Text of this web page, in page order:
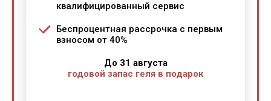
квалифицированный сервис
Беспроцентная рассрочка с первым
взносом от 40%
До 31 августа
годовой запас геля в подарок